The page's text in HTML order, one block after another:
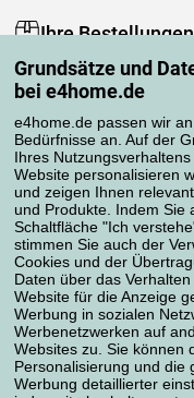
Grundsätze und
bei e4home.de
e4home.de passen wir
Bedürfnisse an. Auf der
Ihres
Website personalisieren
und zeigen Ihnen
und Produkte. Indem Sie
Schaltfläche "Ich
stimmen Sie auch der
Cookies und der
Daten über das
Website für die Anzeige
Werbung in sozialen
Werbenetzwerken auf
Websites zu. Sie können
Personalisierung und die
Werbung detaillierter
Ihre Bestellungen
Mein Konto
Bestellübersicht
Reklamationen
Widerrufsbelehrung
Einfach mehr wissen
Richtlinien zur
Transportarten
Zahlungsmethoden